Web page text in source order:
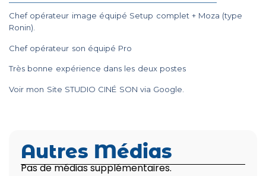
Chef opérateur image équipé Setup complet + Moza (type
Ronin).
Chef opérateur son équipé Pro
Très bonne expérience dans les deux postes
Voir mon Site STUDIO CINÉ SON via Google.
Autres Médias
Pas de médias supplémentaires.